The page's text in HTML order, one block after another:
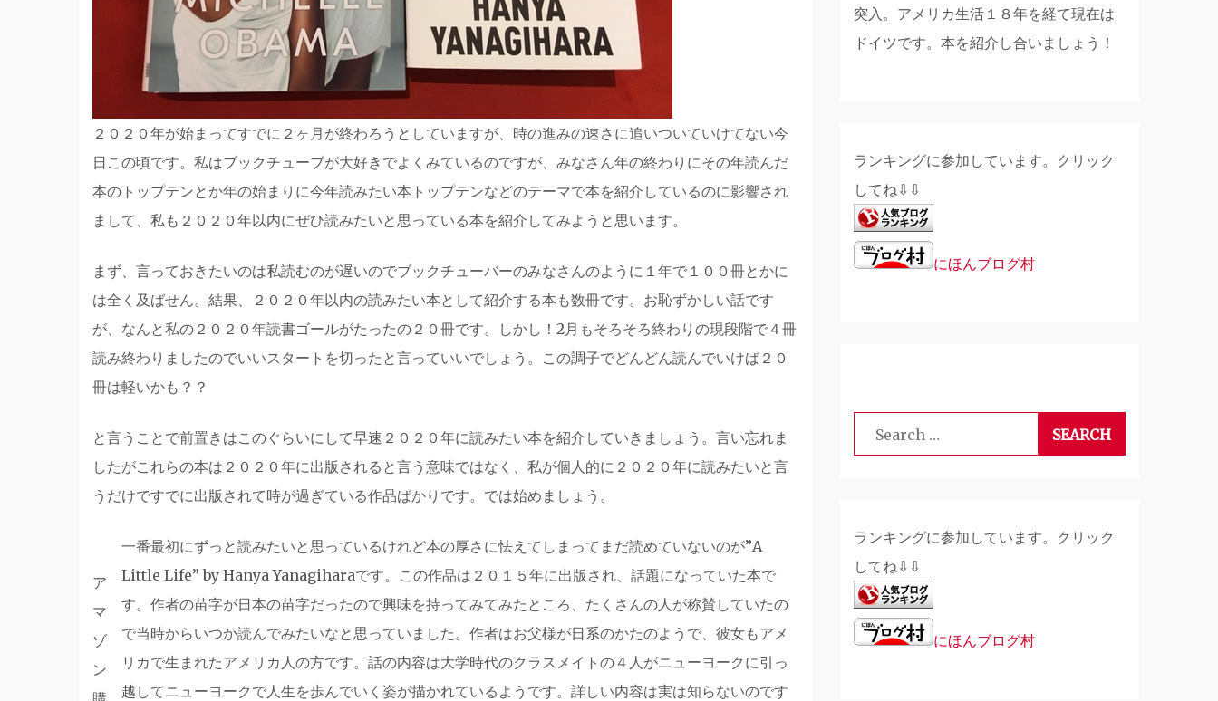
２０２０年が始まってすでに２ヶ月が終わろうとしていますが、時の進みの速さに追いついていけてない今
日この頃です。私はブックチューブが大好きでよくみているのですが、みなさん年の終わりにその年読んだ
本のトップテンとか年の始まりに今年読みたい本トップテンなどのテーマで本を紹介しているのに影響され
まして、私も２０２０年以内にぜひ読みたいと思っている本を紹介してみようと思います。
まず、言っておきたいのは私読むのが遅いのでブックチューバーのみなさんのように１年で１００冊とかに
は全く及ばせん。結果、２０２０年以内の読みたい本として紹介する本も数冊です。お恥ずかしい話です
が、なんと私の２０２０年読書ゴールがたったの２０冊です。しかし！2月もそろそろ終わりの現段階で４冊
読み終わりましたのでいいスタートを切ったと言っていいでしょう。この調子でどんどん読んでいけば２０
冊は軽いかも？？
と言うことで前置きはこのぐらいにして早速２０２０年に読みたい本を紹介していきましょう。言い忘れま
したがこれらの本は２０２０年に出版されると言う意味ではなく、私が個人的に２０２０年に読みたいと言
うだけですでに出版されて時が過ぎている作品ばかりです。では始めましょう。
ア
マ
ゾ
ン
一番最初にずっと読みたいと思っているけれど本の厚さに怯えてしまってまだ読めていないのが”A
Little Life” by Hanya Yanagiharaです。この作品は２０１５年に出版され、話題になっていた本で
す。作者の苗字が日本の苗字だったので興味を持ってみてみたところ、たくさんの人が称賛していたの
で当時からいつか読んでみたいなと思っていました。作者はお父様が日系のかたのようで、彼女もアメ
リカで生まれたアメリカ人の方です。話の内容は大学時代のクラスメイトの４人がニューヨークに引っ
越してニューヨークで人生を歩んでいく姿が描かれているようです。詳しい内容は実は知らないのです
突入。アメリカ生活１８年を経て現在は
ドイツです。本を紹介し合いましょう！
ランキングに参加しています。クリック
してね⇩⇩
にほんブログ村
Search
for:
ランキングに参加しています。クリック
してね⇩⇩
にほんブログ村